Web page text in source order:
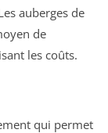
auberges de
de
les coûts.
qui permet